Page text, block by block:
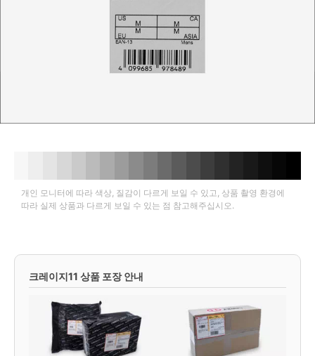
개인 모니터에 따라 색상, 질감이 다르게 보일 수 있고, 상품 촬영 환경에
따라 실제 상품과 다르게 보일 수 있는 점 참고해주십시오.
크레이지11 상품 포장 안내